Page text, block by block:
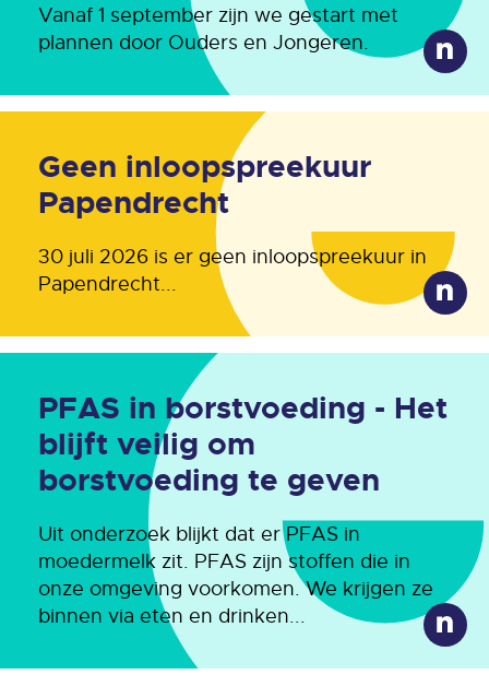
Vanaf 1 september zijn we gestart met
plannen door Ouders en Jongeren.
Geen inloopspreekuur
Papendrecht
30 juli 2026 is er geen inloopspreekuur in
Papendrecht...
PFAS in borstvoeding - Het
blijft veilig om
borstvoeding te geven
Uit onderzoek blijkt dat er PFAS in
moedermelk zit. PFAS zijn stoffen die in
onze omgeving voorkomen. We krijgen ze
binnen via eten en drinken...